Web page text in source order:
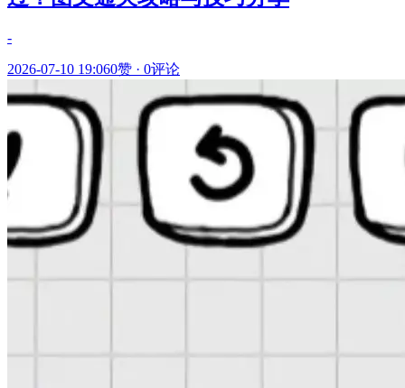
-
2026-07-10 19:060赞 · 0评论